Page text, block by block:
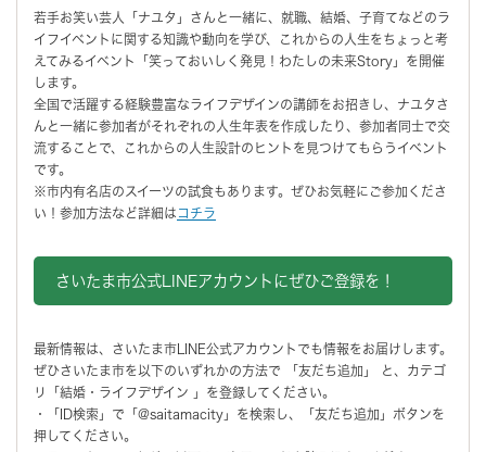
若手お笑い芸人「ナユタ」さんと一緒に、就職、結婚、子育てなどのラ
イフイベントに関する知識や動向を学び、これからの人生をちょっと考
えてみるイベント「笑っておいしく発見！わたしの未来Story」を開催
します。
全国で活躍する経験豊富なライフデザインの講師をお招きし、ナユタさ
んと一緒に参加者がそれぞれの人生年表を作成したり、参加者同士で交
流することで、これからの人生設計のヒントを見つけてもらうイベント
です。
※市内有名店のスイーツの試食もあります。ぜひお気軽にご参加くださ
い！参加方法など詳細は コチラ
さいたま市公式LINEアカウントにぜひご登録を！
最新情報は、さいたま市LINE公式アカウントでも情報をお届けします。
ぜひさいたま市を以下のいずれかの方法で 「友だち追加」 と、カテゴ
リ「結婚・ライフデザイン 」を登録してください。
・「ID検索」で「@saitamacity」を検索し、「友だち追加」ボタンを
押してください。